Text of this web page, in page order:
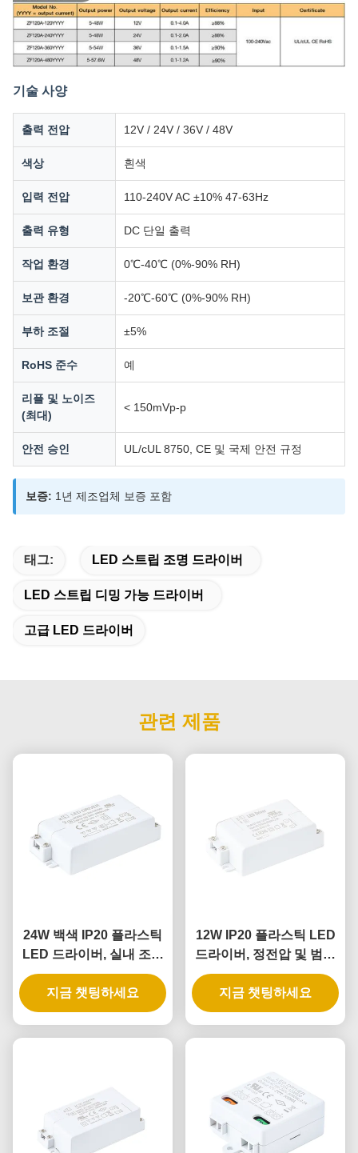
기술 사양
출력 전압 12V / 24V / 36V / 48V
색상 흰색
입력 전압 110-240V AC ±10% 47-63Hz
출력 유형 DC 단일 출력
작업 환경 0℃-40℃ (0%-90% RH)
보관 환경 -20℃-60℃ (0%-90% RH)
부하 조절 ±5%
RoHS 준수 예
리플 및 노이즈
(최대)
< 150mVp-p
안전 승인 UL/cUL 8750, CE 및 국제 안전 규정
보증: 1년 제조업체 보증 포함
태그: LED 스트립 조명 드라이버
LED 스트립 디밍 가능 드라이버
고급 LED 드라이버
관련 제품
24W 백색 IP20 플라스틱
LED 드라이버, 실내 조명
용 정전압
지금 챗팅하세요
12W IP20 플라스틱 LED
드라이버, 정전압 및 범용
입력, 실내 조명용
지금 챗팅하세요